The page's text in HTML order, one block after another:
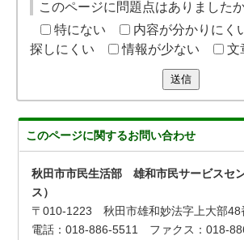
このページに問題点はありました
特にない
内容が分かりにく
探しにくい
情報が少ない 文
送信
このページに関するお問い合わせ
秋田市市民生活部 雄和市民サービスセ
ス）
〒010-1223 秋田市雄和妙法字上大部48
電話：018-886-5511 ファクス：018-